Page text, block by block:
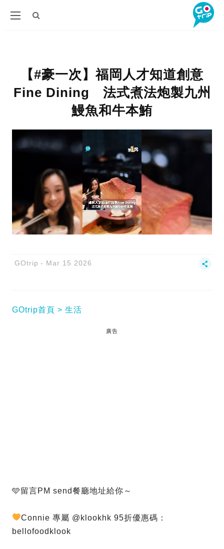
【#豪一次】福岡人才知道創意
Fine Dining 法式煮法炮製九州
鰻魚和牛本鮪
GOtrip Mar 15 2026
GOtrip首頁 生活
廣告
🩵留言PM send餐廳地址給你～
Connie 專屬 @klookhk 95折優惠碼：
bellofoodklook